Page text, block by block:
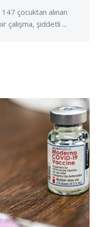
çocuktan alınan
çalışma, şiddetli ...